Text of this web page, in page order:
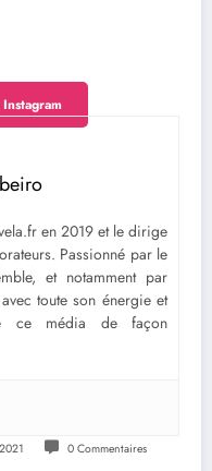
en 2019 et le dirige
Passionné par le
et notamment par
toute son énergie et
ce média de façon
0 Commentaires